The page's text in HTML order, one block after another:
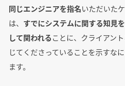
同じエンジニアを指名いただいた
は、 すでにシステムに関する知見
して関われることに、クライアン
じてくださっていることを示すな
ます。